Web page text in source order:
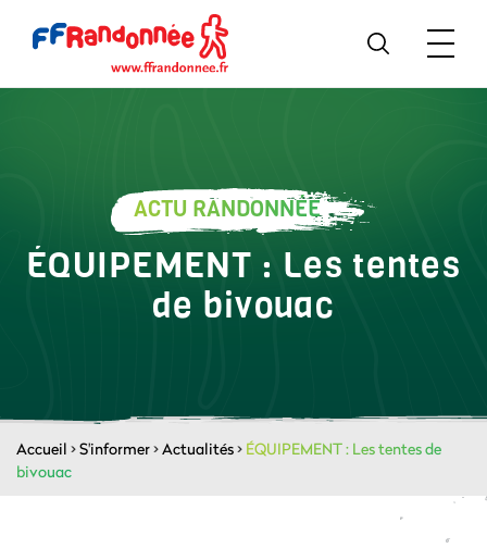
ACTU RANDONNÉE
ÉQUIPEMENT : Les tentes
de bivouac
Accueil >S'informer>Actualités> ÉQUIPEMENT : Les tentes de
bivouac